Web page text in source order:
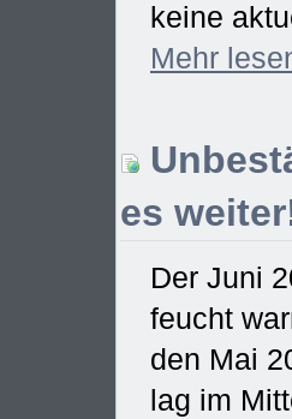
keine
Mehr
es
Der Juni
feucht
den Mai
lag im